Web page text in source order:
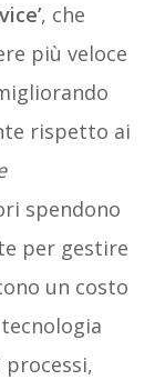
, che
più veloce
rispetto ai
spendono
per gestire
un costo